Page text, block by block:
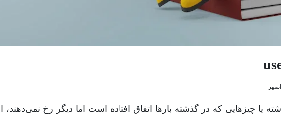
یا چیزهایی که در گذشته بارها اتفاق افتاده است اما دیگر رخ نمی‌دهند،